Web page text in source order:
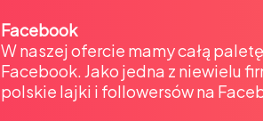
Facebook
W naszej ofercie mamy całą paletę
Facebook. Jako jedna z niewielu
polskie lajki i followersów na